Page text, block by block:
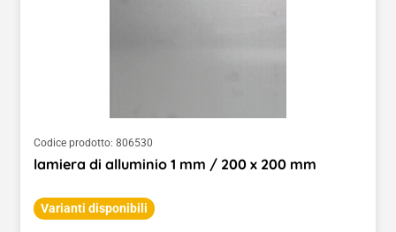
Codice prodotto: 806530
lamiera di alluminio 1 mm / 200 x 200 mm
Varianti disponibili